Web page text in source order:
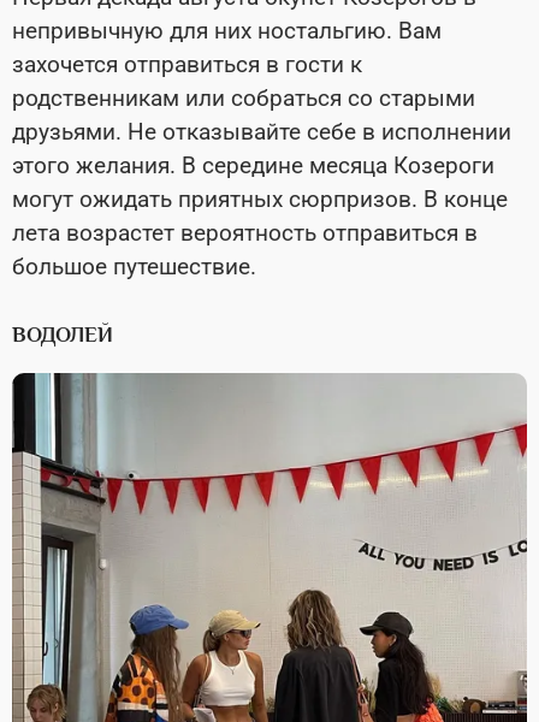
непривычную для них ностальгию. Вам
захочется отправиться в гости к
родственникам или собраться со старыми
друзьями. Не отказывайте себе в исполнении
этого желания. В середине месяца Козероги
могут ожидать приятных сюрпризов. В конце
лета возрастет вероятность отправиться в
большое путешествие.
ВОДОЛЕЙ